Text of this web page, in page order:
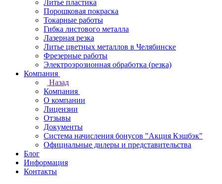
Литье пластика
Порошковая покраска
Токарные работы
Гибка листового металла
Лазерная резка
Литье цветных металлов в Челябинске
Фрезерные работы
Электроэрозионная обработка (резка)
Компания
Назад
Компания
О компании
Лицензии
Отзывы
Документы
Система начисления бонусов "Акция Кэшбэк"
Официальные дилеры и представительства
Блог
Информация
Контакты